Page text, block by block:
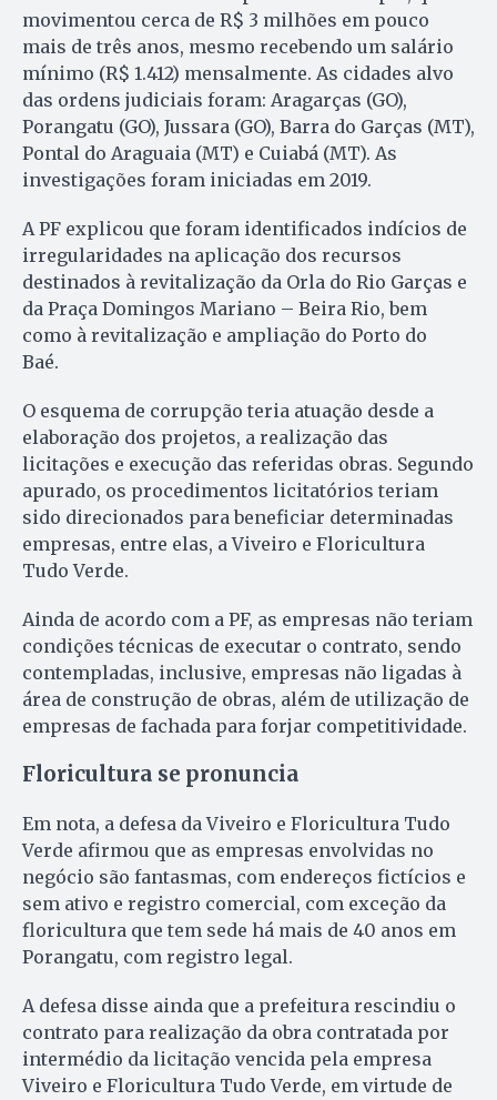
movimentou cerca de R$ 3 milhões em pouco
mais de três anos, mesmo recebendo um salário
mínimo (R$ 1.412) mensalmente. As cidades alvo
das ordens judiciais foram: Aragarças (GO),
Porangatu (GO), Jussara (GO), Barra do Garças (MT),
Pontal do Araguaia (MT) e Cuiabá (MT). As
investigações foram iniciadas em 2019.
A PF explicou que foram identificados indícios de
irregularidades na aplicação dos recursos
destinados à revitalização da Orla do Rio Garças e
da Praça Domingos Mariano – Beira Rio, bem
como à revitalização e ampliação do Porto do
Baé.
O esquema de corrupção teria atuação desde a
elaboração dos projetos, a realização das
licitações e execução das referidas obras. Segundo
apurado, os procedimentos licitatórios teriam
sido direcionados para beneficiar determinadas
empresas, entre elas, a Viveiro e Floricultura
Tudo Verde.
Ainda de acordo com a PF, as empresas não teriam
condições técnicas de executar o contrato, sendo
contempladas, inclusive, empresas não ligadas à
área de construção de obras, além de utilização de
empresas de fachada para forjar competitividade.
Floricultura se pronuncia
Em nota, a defesa da Viveiro e Floricultura Tudo
Verde afirmou que as empresas envolvidas no
negócio são fantasmas, com endereços fictícios e
sem ativo e registro comercial, com exceção da
floricultura que tem sede há mais de 40 anos em
Porangatu, com registro legal.
A defesa disse ainda que a prefeitura rescindiu o
contrato para realização da obra contratada por
intermédio da licitação vencida pela empresa
Viveiro e Floricultura Tudo Verde, em virtude de